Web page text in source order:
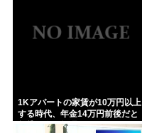
1Kアパートの家賃が10万円以上
する時代、年金14万円前後だと
賃貸の人は無理じゃね？